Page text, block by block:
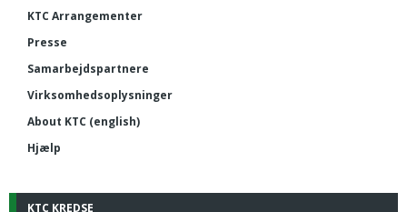
KTC Arrangementer
Presse
Samarbejdspartnere
Virksomhedsoplysninger
About KTC (english)
Hjælp
KTC KREDSE